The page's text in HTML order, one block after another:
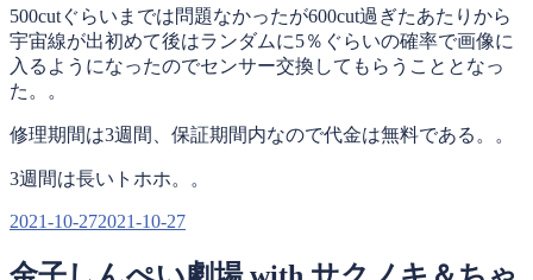
500cutぐらいまでは問題なかったが600cut過ぎたあたりから
宇宙線が出初めて後はランダムに5％ぐらいの確率で画像に
入るようになったのでセンサー交換してもらうこととなっ
た。。
修理期間は3週間、保証期間内なので代金は無料である。。
3週間は長いトホホ。。
投
日:
2021-10-272021-10-27